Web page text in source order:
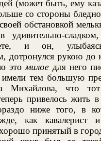
(может быть, ему
со стороны
обстановкой
удивительно-
и он,
дотронулся рукою до
этомилое для него
тем большую
Михайлова, что
привелось жить
ниже того, в
как кавалерист
хорошо принятый в